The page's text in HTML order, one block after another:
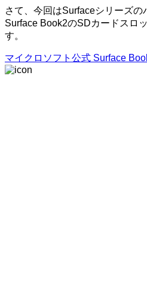
さて、今回はSurfaceシリーズ
Surface Book2のSDカードスロ
す。
マイクロソフト公式 Surface